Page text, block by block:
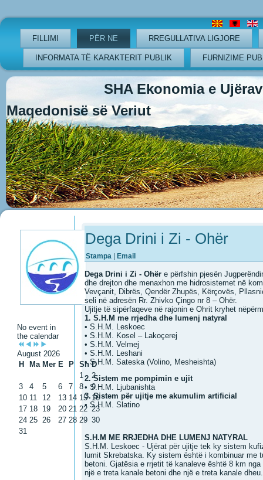
FILLIMI PËR NE RREGULLATIVA LIGJORE
INFORMATA TË KARAKTERIT PUBLIK FURNIZIME
SHA Ekonomia e
Maqedonisë së Veriut
No event in
the calendar
August 2026
H
Ma Mer E P Sh D
1
2
3
4 5 6 7 8
9
10 11 12 13 14 15 16
17 18 19 20 21 22 23
24 25 26 27 28 29 30
31
Dega Drini i Zi - Ohër
Stampa Email
Dega Drini i Zi - Ohër e përfshin pjesën
dhe drejton dhe menaxhon me hidrosistemet në
Vevçanit, Dibrës, Qendër Zhupës, Kërçovës,
seli në adresën Rr. Zhivko Çingo nr 8 – Ohër.
Ujitje të sipërfaqeve në rajonin e Ohrit kryhet
1. S.H.M me rrjedha dhe lumenj natyral
• S.H.M. Leskoec
• S.H.M. Kosel – Lakoçerej
• S.H.M. Velmej
• S.H.M. Leshani
• S.H.M. Sateska (Volino, Mesheishta)
2. Sistem me pompimin e ujit
• S.H.M. Ljubanishta
3. Sistem për ujitje me akumulim artificial
• S.H.M. Slatino
S.H.M ME RRJEDHA DHE LUMENJ NATYRAL
S.H.M. Leskoec - Ujërat për ujitje tek ky sistem
lumit Skrebatska. Ky sistem është i kombinuar me
betoni. Gjatësia e rrjetit të kanaleve është 8 km
një e treta kanale betoni dhe një e treta kanale dheu.